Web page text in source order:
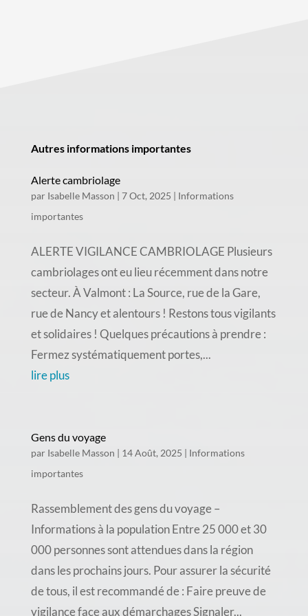
Autres informations importantes
Alerte cambriolage
par Isabelle Masson | 7 Oct, 2025 | Informations
importantes
ALERTE VIGILANCE CAMBRIOLAGE Plusieurs
cambriolages ont eu lieu récemment dans notre
secteur. À Valmont : La Source, rue de la Gare,
rue de Nancy et alentours ! Restons tous vigilants
et solidaires ! Quelques précautions à prendre :
Fermez systématiquement portes,...
lire plus
Gens du voyage
par Isabelle Masson | 14 Août, 2025 | Informations
importantes
Rassemblement des gens du voyage –
Informations à la population Entre 25 000 et 30
000 personnes sont attendues dans la région
dans les prochains jours. Pour assurer la sécurité
de tous, il est recommandé de : Faire preuve de
vigilance face aux démarchages Signaler...